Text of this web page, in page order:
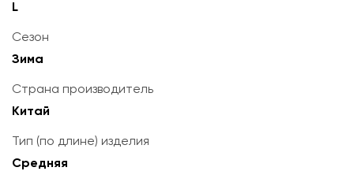
L
Сезон
Зима
Страна производитель
Китай
Тип (по длине) изделия
Средняя